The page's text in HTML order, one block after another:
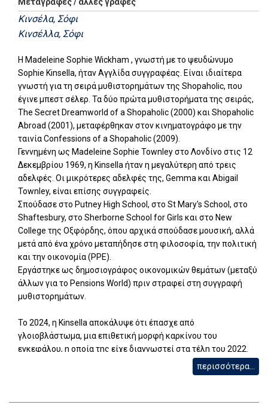
Μεταγραφές / άλλες γραφές
Κινσέλα, Σόφι
Κινσέλλα, Σόφι
Η Madeleine Sophie Wickham , γνωστή με το ψευδώνυμο
Sophie Kinsella, ήταν Αγγλίδα συγγραφέας. Είναι ιδιαίτερα
γνωστή για τη σειρά μυθιστορημάτων της Shopaholic, που
έγινε μπεστ σέλερ. Τα δύο πρώτα μυθιστορήματα της σειράς,
The Secret Dreamworld of a Shopaholic (2000) και Shopaholic
Abroad (2001), μεταφέρθηκαν στον κινηματογράφο με την
ταινία Confessions of a Shopaholic (2009).
Γεννημένη ως Madeleine Sophie Townley στο Λονδίνο στις 12
Δεκεμβρίου 1969, η Kinsella ήταν η μεγαλύτερη από τρεις
αδελφές. Οι μικρότερες αδελφές της, Gemma και Abigail
Townley, είναι επίσης συγγραφείς.
Σπούδασε στο Putney High School, στο St Mary's School, στο
Shaftesbury, στο Sherborne School for Girls και στο New
College της Οξφόρδης, όπου αρχικά σπούδασε μουσική, αλλά
μετά από ένα χρόνο μεταπήδησε στη φιλοσοφία, την πολιτική
και την οικονομία (PPE).
Εργάστηκε ως δημοσιογράφος οικονομικών θεμάτων (μεταξύ
άλλων για το Pensions World) πριν στραφεί στη συγγραφή
μυθιστορημάτων.
Το 2024, η Kinsella αποκάλυψε ότι έπασχε από
γλοιοβλάστωμα, μια επιθετική μορφή καρκίνου του
εγκεφάλου, η οποία της είχε διαγνωστεί στα τέλη του 2022.
Υποβλήθηκε σε νευροχειρουργική επέμβαση. Η Kinsella πέθανε
στο σπίτι της στο Dorset στις 10 Δεκεμβρίου 2025, σε ηλικία
περισσότερα...